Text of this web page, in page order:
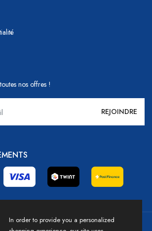
nos offres !
- GoDrink Group / Powered by HICASS
In order to provide you a personalized